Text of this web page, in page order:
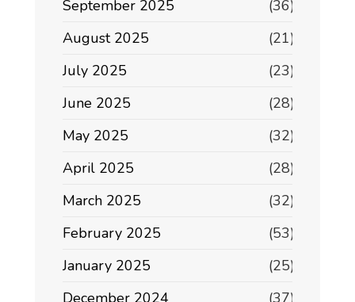
September 2025
(36)
August 2025
(21)
July 2025
(23)
June 2025
(28)
May 2025
(32)
April 2025
(28)
March 2025
(32)
February 2025
(53)
January 2025
(25)